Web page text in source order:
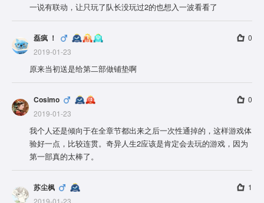
一说有联动，让只玩了队长没玩过2的也想入一波看看了
磊疯 ！
2019-01-23
0
原来当初送是给第二部做铺垫啊
Cosimo
2019-01-23
0
我个人还是倾向于在全章节都出来之后一次性通掉的，这样游戏体
验好一点，比较连贯。奇异人生2应该是肯定会去玩的游戏，因为
第一部真的太棒了。
苏尘枫
2019-01-23
1